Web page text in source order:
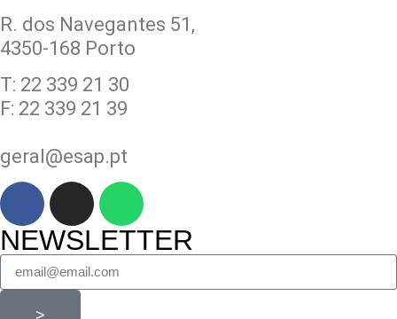
R. dos Navegantes 51,
4350-168 Porto
T: 22 339 21 30
F: 22 339 21 39
geral@esap.pt
NEWSLETTER